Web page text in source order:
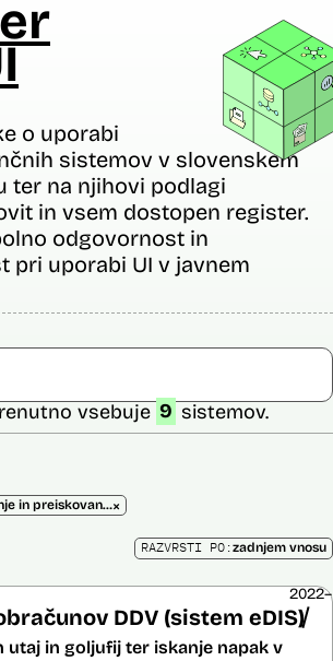
o uporabi
sistemov v slovenskem
ter na njihovi podlagi
in vsem dostopen register.
odgovornost in
pri uporabi UI v javnem
Preprečevanje, odkrivanje in preiskovanje kaznivih dejanj×
vsebuje 9 sistemov.
RAZVRSTI PO:zadnjem vnosu
DDV (sistem eDIS)
utaj in goljufij ter iskanje napak v
2022–